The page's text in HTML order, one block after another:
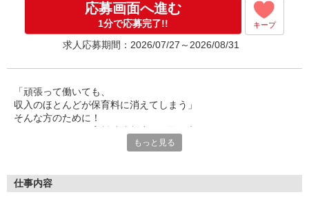
［1］週5日間 9：00〜15：00 月収約10万円
［2］週4日間 9：00〜15：00 月収約8万円
◆研修制度と収入補償で、初めてでも安心！※収入
補償：月収10万円（3ヶ月間、週5日間勤務時）
応募画面へ進む
1分で応募完了!! キープ
求人応募期間：2026/07/27～2026/08/31
「頑張って働いても、
収入のほとんどが保育料に消えてしまう」
そんな方のために！
一般の保育園に子どもを預けている方をバックアップ◎
もっと見る
仕事内容